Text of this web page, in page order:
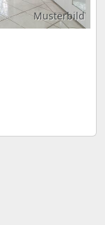
Musterbild